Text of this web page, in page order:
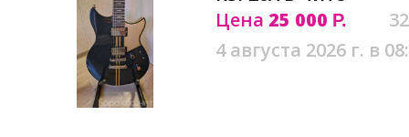
Цена 25 000 Р.
4 августа 2026 г. в